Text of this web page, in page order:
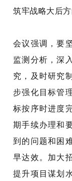
筑牢战略大后方
会议强调，要
监测分析，深
究，及时研究
步强化目标管
标按序时进度
期手续办理和
到的问题和困
早达效。加大
提升项目谋划